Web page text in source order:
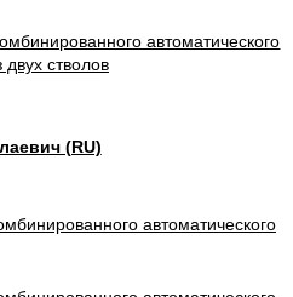
(RU)